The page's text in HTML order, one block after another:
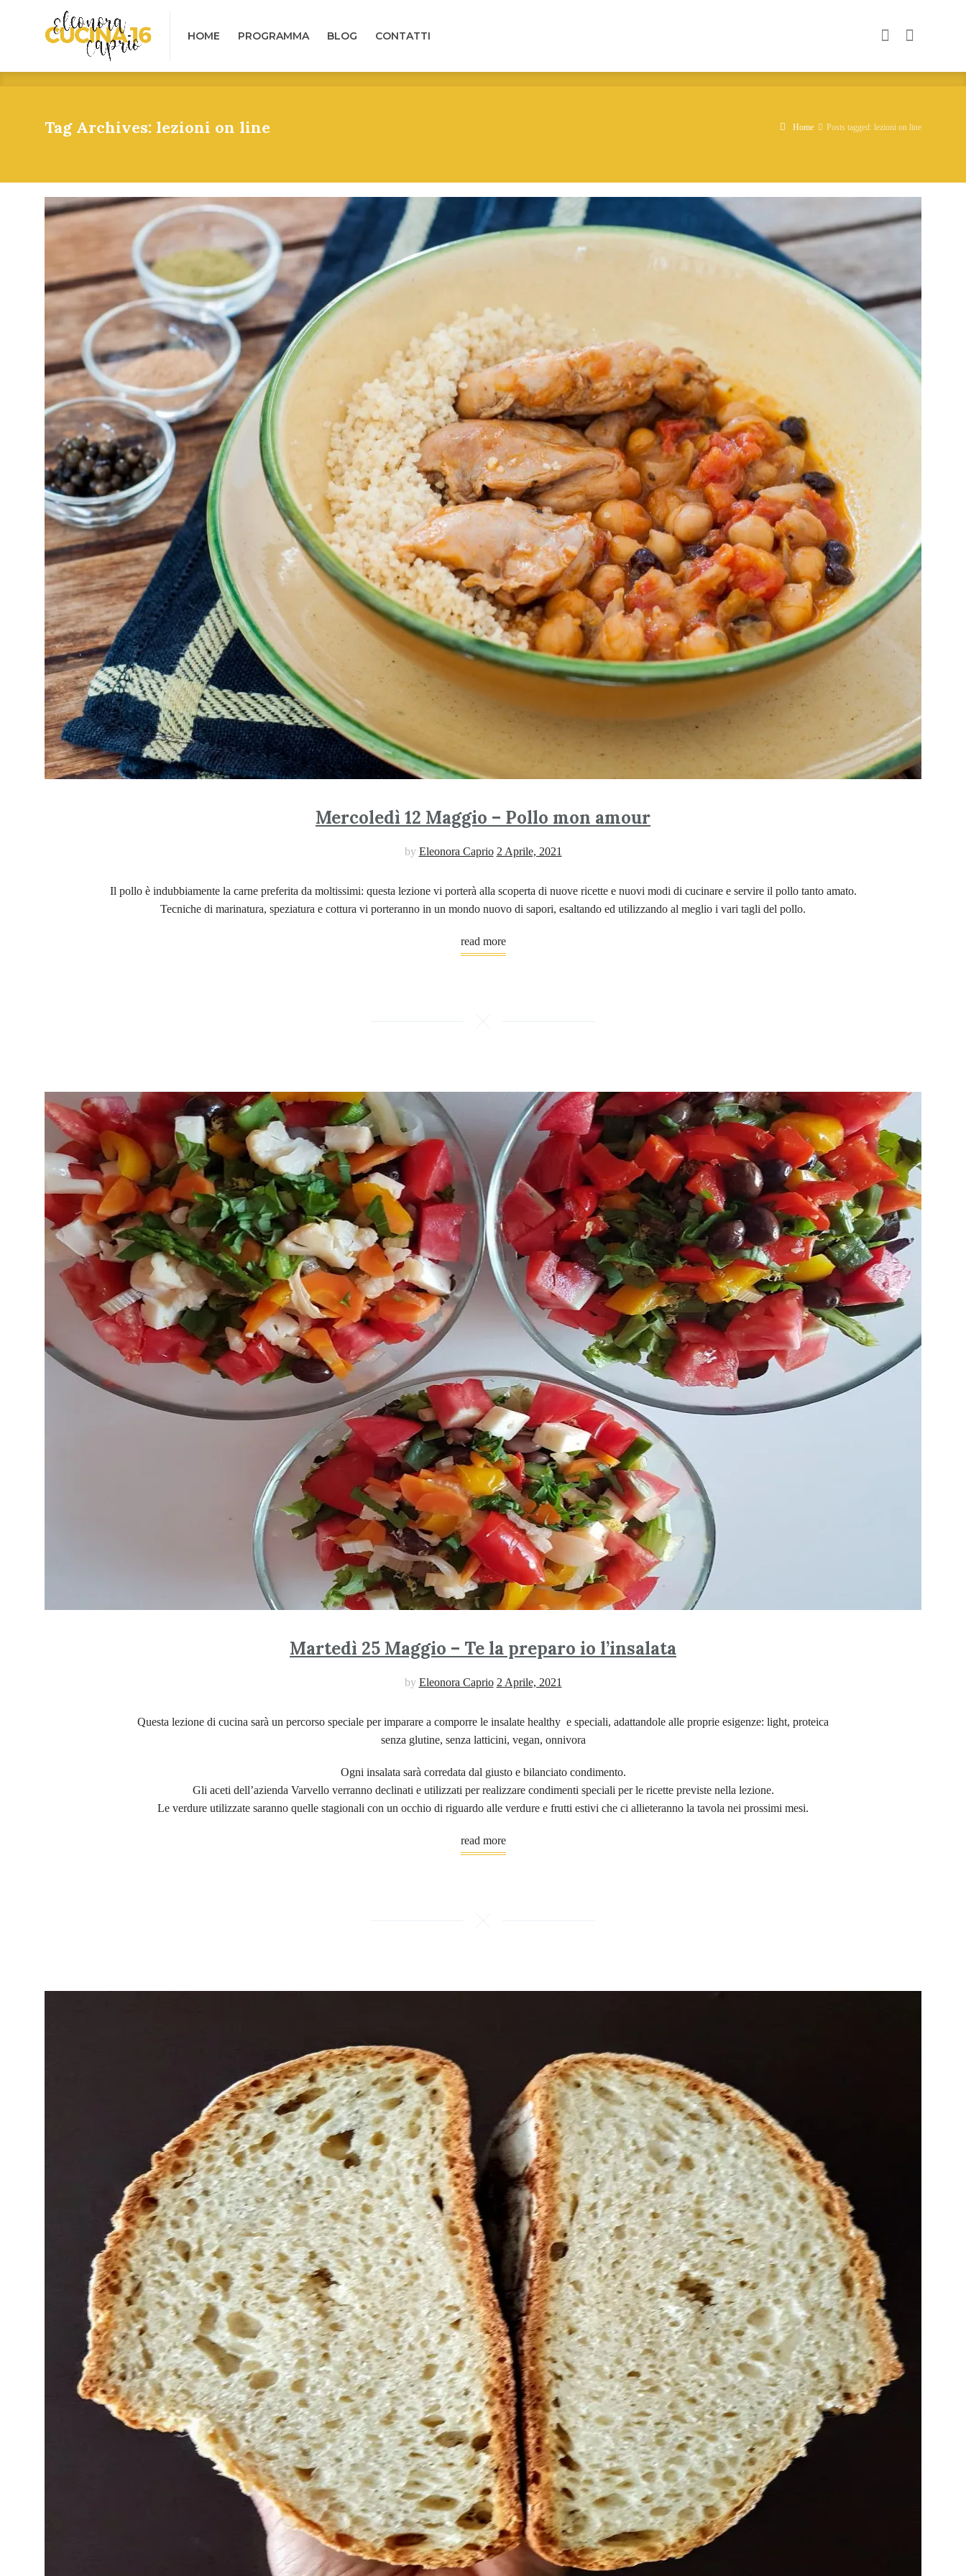
HOME PROGRAMMA BLOG CONTATTI
Tag Archives: lezioni on line Home Posts tagged: lezioni on line
Mercoledì 12 Maggio – Pollo mon amour
by Eleonora Caprio 2 Aprile, 2021
Il pollo è indubbiamente la carne preferita da moltissimi: questa lezione vi porterà alla scoperta di nuove ricette e nuovi modi di cucinare e servire il pollo tanto amato.
Tecniche di marinatura, speziatura e cottura vi porteranno in un mondo nuovo di sapori, esaltando ed utilizzando al meglio i vari tagli del pollo.
read more
Martedì 25 Maggio – Te la preparo io l’insalata
by Eleonora Caprio 2 Aprile, 2021
Questa lezione di cucina sarà un percorso speciale per imparare a comporre le insalate healthy e speciali, adattandole alle proprie esigenze: light, proteica
senza glutine, senza latticini, vegan, onnivora
Ogni insalata sarà corredata dal giusto e bilanciato condimento.
Gli aceti dell’azienda Varvello verranno declinati e utilizzati per realizzare condimenti speciali per le ricette previste nella lezione.
Le verdure utilizzate saranno quelle stagionali con un occhio di riguardo alle verdure e frutti estivi che ci allieteranno la tavola nei prossimi mesi.
read more